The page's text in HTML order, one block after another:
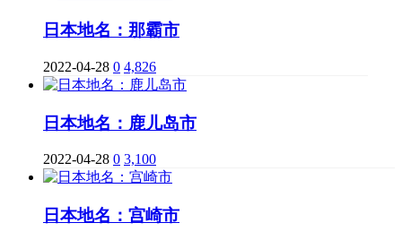
日本地名：那霸市
2022-04-28 0 4,826
日本地名：鹿儿岛市
2022-04-28 0 3,100
日本地名：宫崎市